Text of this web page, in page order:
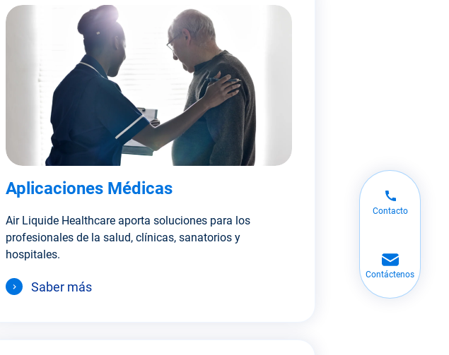
Contacto
Contáctenos
Aplicaciones Médicas
Air Liquide Healthcare aporta soluciones para los
profesionales de la salud, clínicas, sanatorios y
hospitales.
Saber más